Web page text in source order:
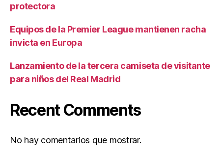
protectora
Equipos de la Premier League mantienen racha
invicta en Europa
Lanzamiento de la tercera camiseta de visitante
para niños del Real Madrid
Recent Comments
No hay comentarios que mostrar.